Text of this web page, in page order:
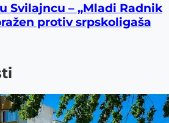
Svilajncu – „Mladi Radnik
protiv srpskoligaša